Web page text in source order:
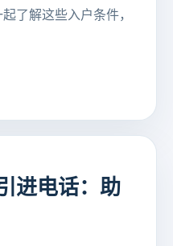
了解这些入户条件，
进电话：助